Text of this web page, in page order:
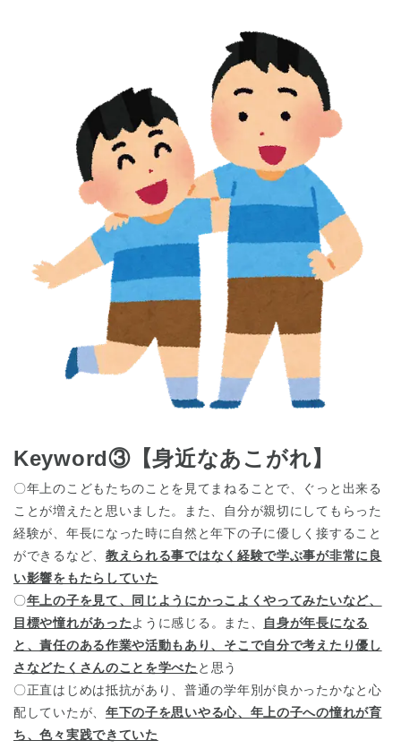
Keyword③【身近なあこがれ】
〇年上のこどもたちのことを見てまねることで、ぐっと出来る
ことが増えたと思いました。また、自分が親切にしてもらった
経験が、年長になった時に自然と年下の子に優しく接すること
ができるなど、 教えられる事ではなく経験で学ぶ事が非常に良
い影響をもたらしていた
〇年上の子を見て、同じようにかっこよくやってみたいなど、
目標や憧れがあったように感じる。また、
自身が年長になる
と、責任のある作業や活動もあり、そこで自分で考えたり優し
さなどたくさんのことを学べた と思う
〇正直はじめは抵抗があり、普通の学年別が良かったかなと心
配していたが、 年下の子を思いやる心、年上の子への憧れが育
ち、色々実践できていた